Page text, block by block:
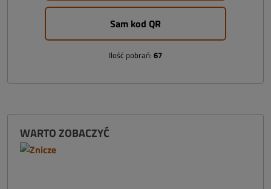
Sam kod QR
Ilość pobrań: 67
WARTO ZOBACZYĆ